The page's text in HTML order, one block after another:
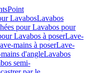
Point
LavabosLavabos
pour Lavabos pour
Lavabos à poserLave-
mains à poserLave-
d'angleLavabos
semi-